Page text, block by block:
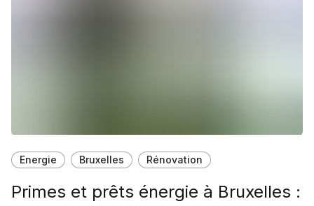
Energie Bruxelles Rénovation
Primes et prêts énergie à Bruxelles :